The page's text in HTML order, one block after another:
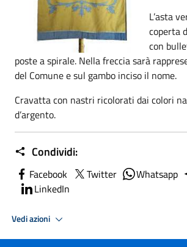
L’asta
coperta
con
poste a spirale. Nella freccia sarà
del Comune e sul gambo inciso il nome.
Cravatta con nastri ricolorati dai colori
d’argento.
Condividi:
Facebook Twitter Whatsapp
LinkedIn
Vedi azioni